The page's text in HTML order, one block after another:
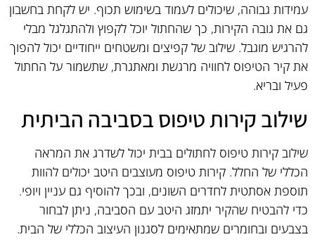
עמידות גבוהה, שיכולים לעמוד בשימוש תכוף. יש לקחת בחשבון
גם את גובה הקירות, כך שהחתול יוכל לקפוץ ולהתגלגל מבלי
להרגיש מוגבל. שילוב של קפיצים ומשטחים ייחודיים יכול להפוך
את קיר הטיפוס לחוויה מרגשת ומאתגרת, שתשמור על החתול
פעיל ובריא.
שילוב קירות טיפוס בסביבה הביתית
שילוב קירות טיפוס לחתולים בבית יכול לשדרג את המראה
הכללי של החלל. קירות טיפוס מעוצבים היטב יכולים להוות
תוספת אסתטית לחדרים השונים, ובכך להוסיף גם עניין ויופי.
כדי להבטיח שהקיר יתמזג היטב עם הסביבה, ניתן לבחור
בצבעים ובחומרים שמתאימים לסגנון העיצוב הכללי של הבית.